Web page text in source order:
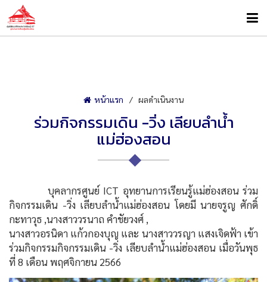
หน้าแรก ผลดำเนินงาน
ร่วมกิจกรรมเดิน -วิ่ง เลียบลำน้ำ
แม่ฮ่องสอน
บุคลากรศูนย์ ICT อุทยานการเรียนรู้แม่ฮ่องสอน ร่วม
กิจกรรมเดิน -วิ่ง เลียบลำน้ำแม่ฮ่องสอน โดยมี นายจรูญ ศักดิ์
กะทาวุธ ,นางสาววรนาถ คำชัยวงศ์ ,
นางสาวอรนิดา แก้วกองบุญ และ นางสาววรญา แสงเจิดฟ้า เข้า
ร่วมกิจกรรมกิจกรรมเดิน -วิ่ง เลียบลำน้ำแม่ฮ่องสอน เมื่อวันพุธ
ที่ 8 เดือน พฤศจิกายน 2566